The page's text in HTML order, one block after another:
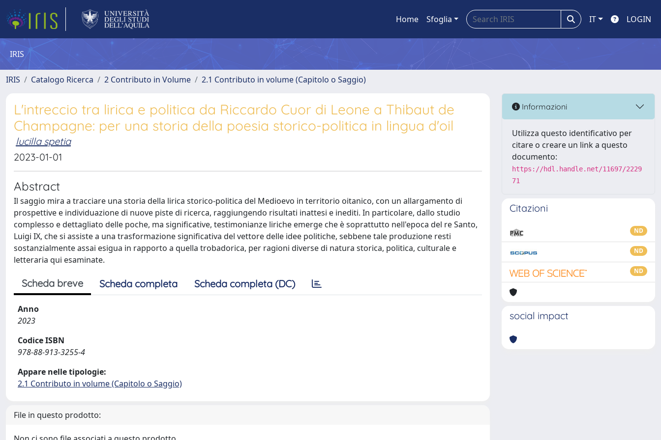
Home Sfoglia IT LOGIN
IRIS
IRIS Catalogo Ricerca 2 Contributo in Volume 2.1 Contributo in volume (Capitolo o Saggio)
L'intreccio tra lirica e politica da Riccardo Cuor di Leone a Thibaut de
Champagne: per una storia della poesia storico-politica in lingua d'oil
lucilla spetia
2023-01-01
Abstract
Il saggio mira a tracciare una storia della lirica storico-politica del Medioevo in territorio oitanico, con un allargamento di
prospettive e individuazione di nuove piste di ricerca, raggiungendo risultati inattesi e inediti. In particolare, dallo studio
complesso e dettagliato delle poche, ma significative, testimonianze liriche emerge che è soprattutto nell'epoca del re Santo,
Luigi IX, che si assiste a una trasformazione significativa del vettore delle idee politiche, sebbene tale produzione resti
sostanzialmente assai esigua in rapporto a quella trobadorica, per ragioni diverse di natura storica, politica, culturale e
letteraria qui esaminate.
Scheda breve Scheda completa Scheda completa (DC)
Anno
2023
Codice ISBN
978-88-913-3255-4
Appare nelle tipologie:
2.1 Contributo in volume (Capitolo o Saggio)
File in questo prodotto:
Informazioni
Utilizza questo identificativo per
citare o creare un link a questo
documento:
https://hdl.handle.net/11697/2229
71
Citazioni
ND
ND
ND
social impact